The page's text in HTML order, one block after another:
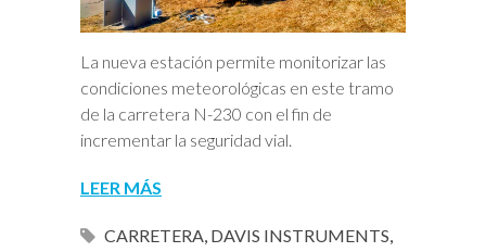
La nueva estación permite monitorizar las
condiciones meteorológicas en este tramo
de la carretera N-230 con el fin de
incrementar la seguridad vial.
LEER MÁS
CARRETERA, DAVIS INSTRUMENTS,